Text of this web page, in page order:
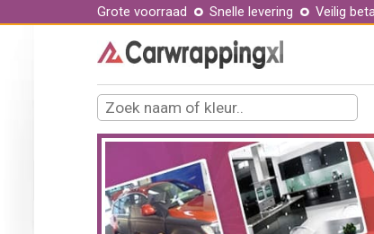
Grote voorraad Snelle levering Veilig